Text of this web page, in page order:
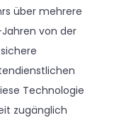
über mehrere
von der
Technologie
zugänglich